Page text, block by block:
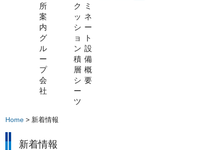
所
案
内
グ
ル
ー
プ
会
社
ク
ッ
シ
ョ
ン
積
層
シ
ー
ツ
ミ
ネ
ー
ト
設
備
概
要
Home > 新着情報
新着情報